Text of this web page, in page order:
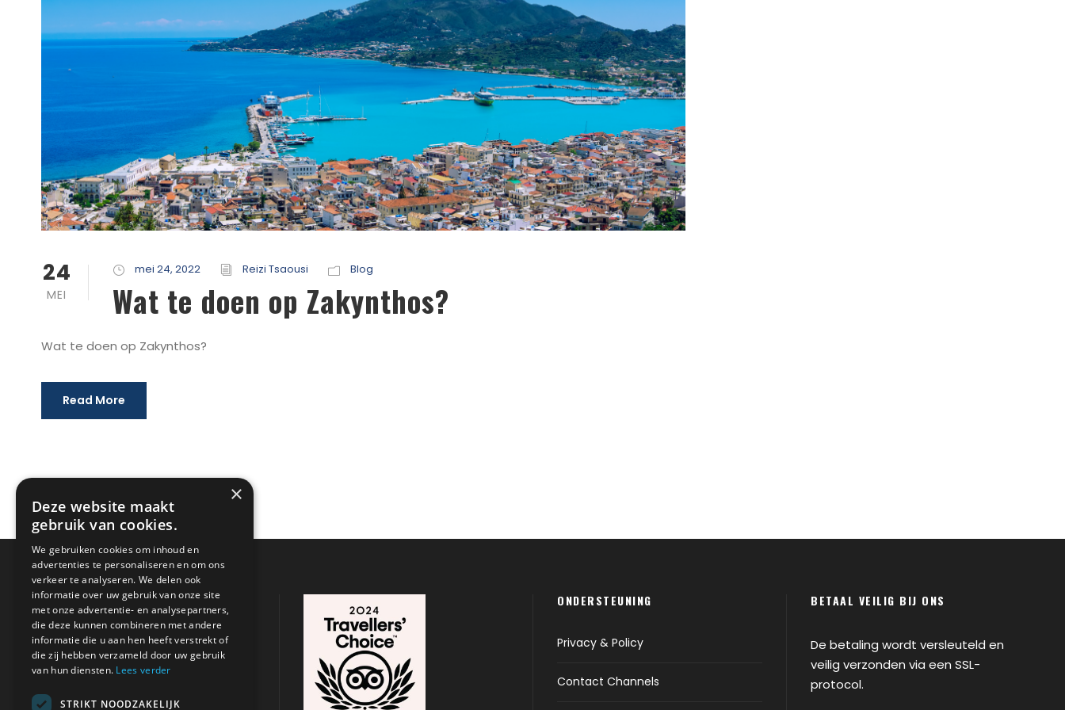
24
MEI
mei 24, 2022 Reizi Tsaousi Blog
Wat te doen op Zakynthos?
Wat te doen op Zakynthos?
Read More
CONTACTGEGEVENS
Adres:Argasi , Zakynthos/Tsilivi,
Zakynthos
+31 621 680 053
ONDERSTEUNING
Privacy & Policy
Contact Channels
BETAAL VEILIG BIJ ONS
De betaling wordt versleuteld en
veilig verzonden via een SSL-
protocol.
×
Deze website maakt
gebruik van cookies.
We gebruiken cookies om inhoud en
advertenties te personaliseren en om ons
verkeer te analyseren. We delen ook
informatie over uw gebruik van onze site
met onze advertentie- en analysepartners,
die deze kunnen combineren met andere
informatie die u aan hen heeft verstrekt of
die zij hebben verzameld door uw gebruik
van hun diensten. Lees verder
STRIKT NOODZAKELIJK